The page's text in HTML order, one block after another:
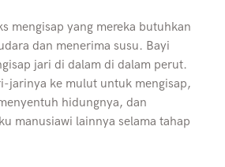
mengisap yang mereka butuhkan
dan menerima susu. Bayi
jari di dalam di dalam perut.
jarinya ke mulut untuk mengisap,
hidungnya, dan
manusiawi lainnya selama tahap